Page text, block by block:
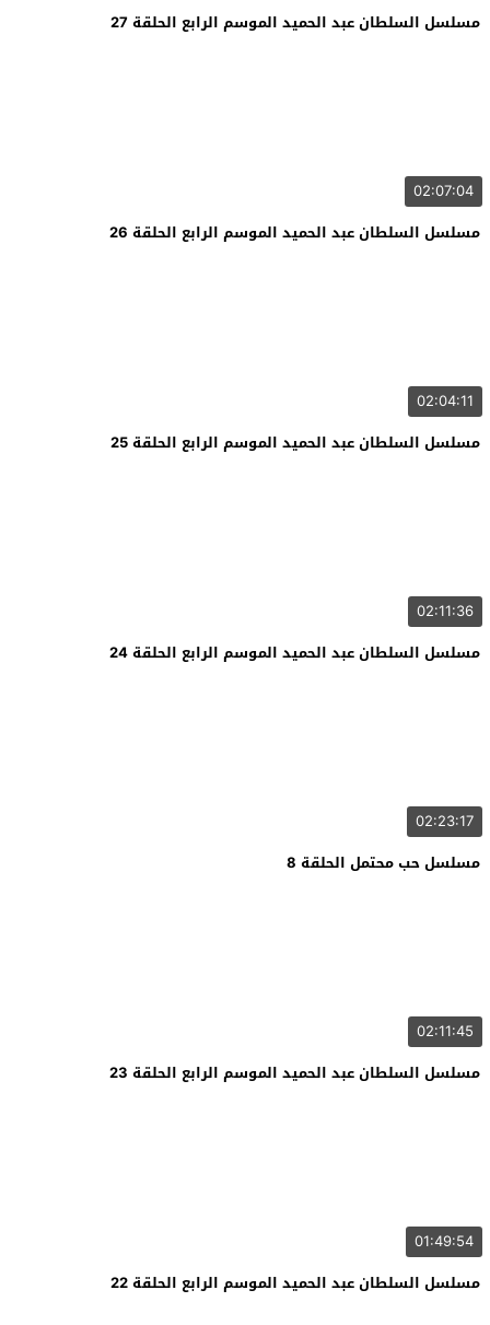
مسلسل السلطان عبد الحميد الموسم الرابع الحلقة 27
02:07:04
مسلسل السلطان عبد الحميد الموسم الرابع الحلقة 26
02:04:11
مسلسل السلطان عبد الحميد الموسم الرابع الحلقة 25
02:11:36
مسلسل السلطان عبد الحميد الموسم الرابع الحلقة 24
02:23:17
مسلسل حب محتمل الحلقة 8
02:11:45
مسلسل السلطان عبد الحميد الموسم الرابع الحلقة 23
01:49:54
مسلسل السلطان عبد الحميد الموسم الرابع الحلقة 22